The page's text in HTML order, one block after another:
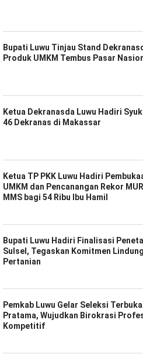
Bupati Luwu Tinjau Stand
Produk UMKM Tembus Pasar
Ketua Dekranasda Luwu Hadiri
46 Dekranas di Makassar
Ketua TP PKK Luwu Hadiri
UMKM dan Pencanangan Rekor
MMS bagi 54 Ribu Ibu Hamil
Bupati Luwu Hadiri Finalisasi
Sulsel, Tegaskan Komitmen
Pertanian
Pemkab Luwu Gelar Seleksi
Pratama, Wujudkan Birokrasi
Kompetitif